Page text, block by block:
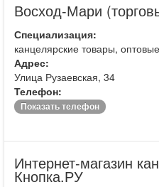
Восход-Мари
Специализация:
канцелярские товары,
Адрес:
Улица Рузаевская, 34
Телефон:
Показать телефон
Интернет-магазин
Кнопка.РУ